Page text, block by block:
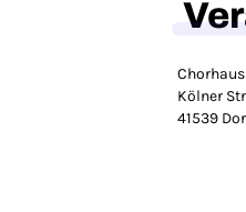
Kölner
41539